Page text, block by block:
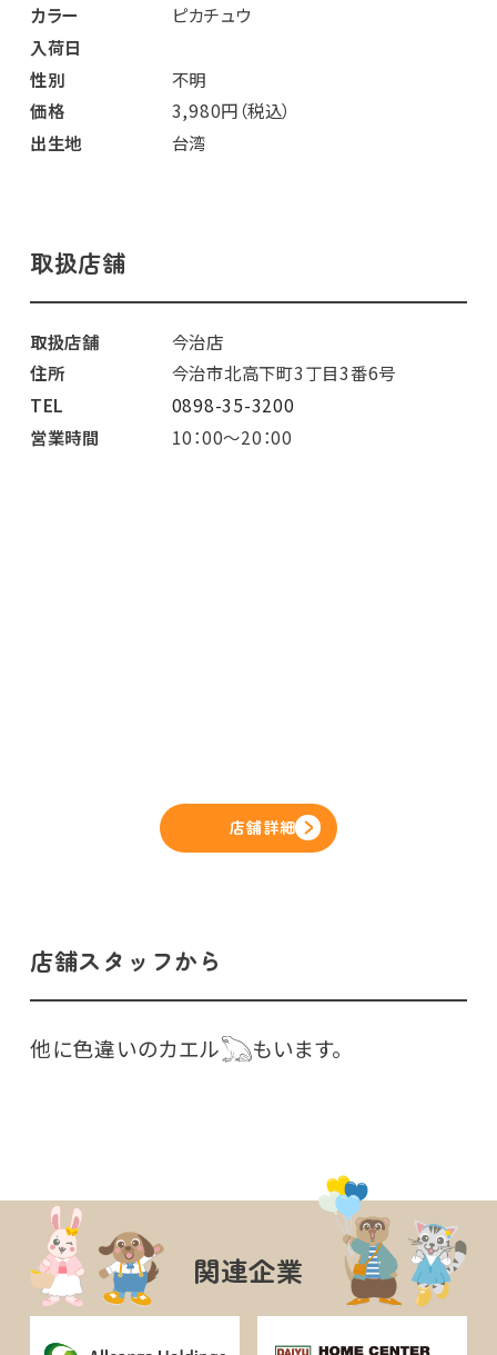
カラー
ピカチュウ
入荷日
性別
不明
価格
3,980円（税込）
出生地
台湾
取扱店舗
取扱店舗
今治店
住所
今治市北高下町3丁目3番6号
TEL
0898-35-3200
営業時間
10：00～20：00
店舗詳細
店舗スタッフから
他に色違いのカエル𓆏もいます。
関連企業